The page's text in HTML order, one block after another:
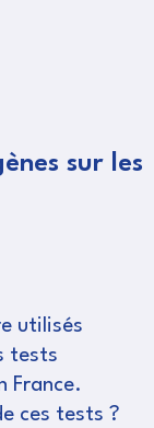
sur les
utilisés
tests
France.
ces tests ?